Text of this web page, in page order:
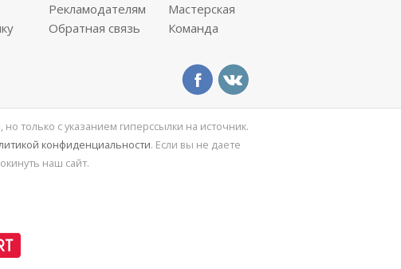
Рекламодателям
Обратная связь
Мастерская
Команда
только с указанием гиперссылки на источник.
конфиденциальности. Если вы не даете
наш сайт.